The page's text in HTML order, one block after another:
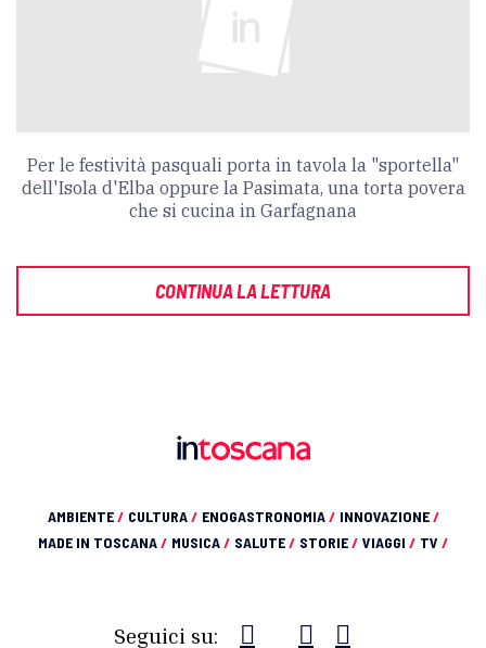
Per le festività pasquali porta in tavola la "sportella"
dell'Isola d'Elba oppure la Pasimata, una torta povera
che si cucina in Garfagnana
CONTINUA LA LETTURA
AMBIENTE/ CULTURA/ ENOGASTRONOMIA/ INNOVAZIONE/
MADE IN TOSCANA/ MUSICA/ SALUTE/ STORIE/ VIAGGI / TV /
Seguici su: